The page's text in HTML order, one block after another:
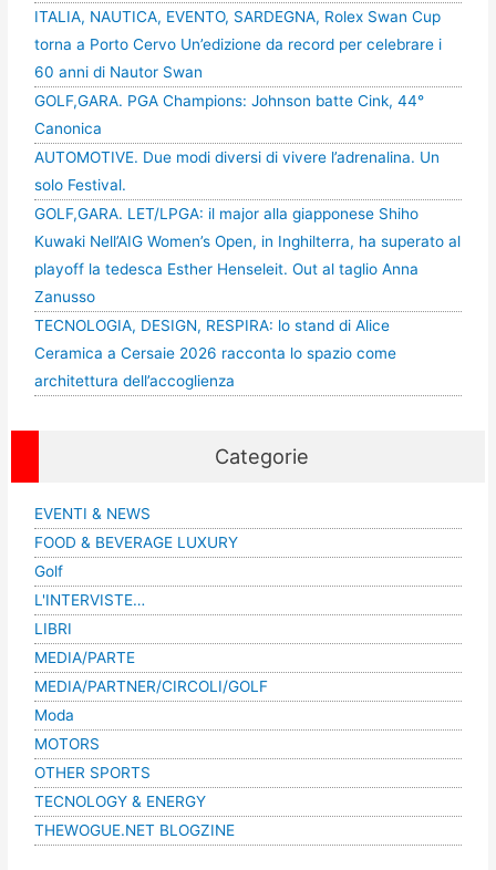
ITALIA, NAUTICA, EVENTO, SARDEGNA, Rolex Swan Cup
torna a Porto Cervo Un’edizione da record per celebrare i
60 anni di Nautor Swan
GOLF,GARA. PGA Champions: Johnson batte Cink, 44°
Canonica
AUTOMOTIVE. Due modi diversi di vivere l’adrenalina. Un
solo Festival.
GOLF,GARA. LET/LPGA: il major alla giapponese Shiho
Kuwaki Nell’AIG Women’s Open, in Inghilterra, ha superato al
playoff la tedesca Esther Henseleit. Out al taglio Anna
Zanusso
TECNOLOGIA, DESIGN, RESPIRA: lo stand di Alice
Ceramica a Cersaie 2026 racconta lo spazio come
architettura dell’accoglienza
Categorie
EVENTI & NEWS
FOOD & BEVERAGE LUXURY
Golf
L'INTERVISTE…
LIBRI
MEDIA/PARTE
MEDIA/PARTNER/CIRCOLI/GOLF
Moda
MOTORS
OTHER SPORTS
TECNOLOGY & ENERGY
THEWOGUE.NET BLOGZINE